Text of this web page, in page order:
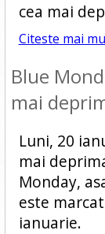
cea mai
Citeste mai
Blue
mai
Luni, 20
mai
Monday,
este
ianuarie.